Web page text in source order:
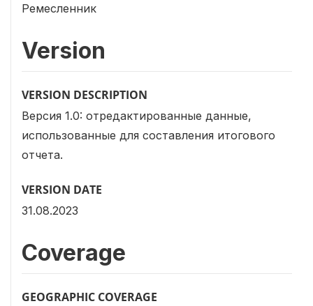
Ремесленник
Version
VERSION DESCRIPTION
Версия 1.0: отредактированные данные,
использованные для составления итогового
отчета.
VERSION DATE
31.08.2023
Coverage
GEOGRAPHIC COVERAGE